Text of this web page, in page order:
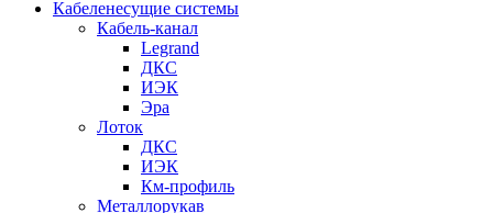
Кабеленесущие системы
Кабель-канал
Legrand
ДКС
ИЭК
Эра
Лоток
ДКС
ИЭК
Км-профиль
Металлорукав